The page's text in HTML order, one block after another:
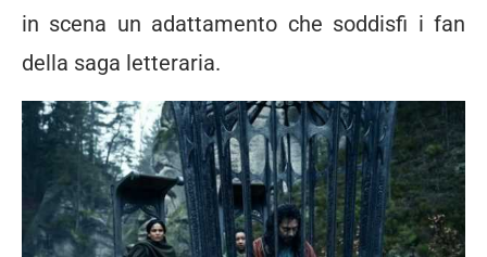
in scena un adattamento che soddisfi i fan
della saga letteraria.